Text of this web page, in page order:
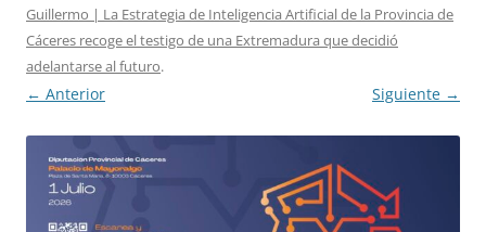
Guillermo | La Estrategia de Inteligencia Artificial de la Provincia de
Cáceres recoge el testigo de una Extremadura que decidió
adelantarse al futuro.
← Anterior Siguiente →